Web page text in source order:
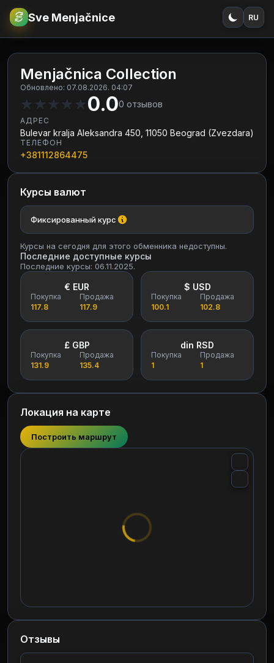
€RSD Sve Menjačnice RU
Menjačnica Collection
Обновлено: 07.08.2026. 04:07
★ ★ ★ ★ ★0.00 отзывов
АДРЕС
Bulevar kralja Aleksandra 450, 11050 Beograd (Zvezdara)
ТЕЛЕФОН
+381112864475
Курсы валют
Фиксированный курс
Курсы на сегодня для этого обменника недоступны.
Последние доступные курсы
Последние курсы: 06.11.2025.
€ EUR
Покупка
117.8
Продажа
117.9
$ USD
Покупка
100.1
Продажа
102.8
£ GBP
Покупка
131.9
Продажа
135.4
din RSD
Покупка
1
Продажа
1
Локация на карте
Построить маршрут
Отзывы